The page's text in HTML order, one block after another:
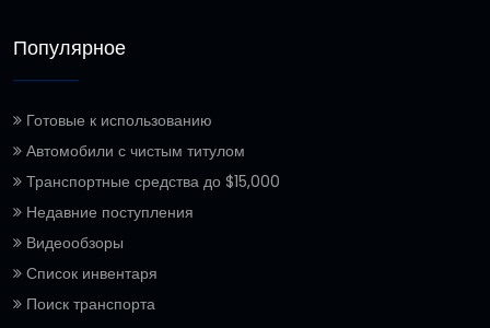
Популярное
Готовые к использованию
Автомобили с чистым титулом
Транспортные средства до $15,000
Недавние поступления
Видеообзоры
Список инвентаря
Поиск транспорта